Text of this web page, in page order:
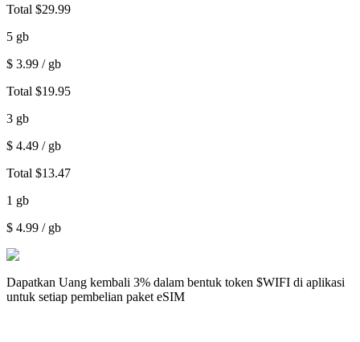
Total $29.99
5 gb
$ 3.99 / gb
Total $19.95
3 gb
$ 4.49 / gb
Total $13.47
1 gb
$ 4.99 / gb
Dapatkan Uang kembali 3% dalam bentuk token $WIFI di aplikasi
untuk setiap pembelian paket eSIM